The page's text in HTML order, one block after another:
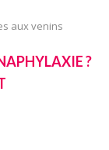
aux venins
?